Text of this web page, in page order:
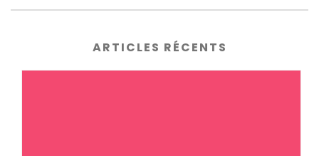
ARTICLES RÉCENTS